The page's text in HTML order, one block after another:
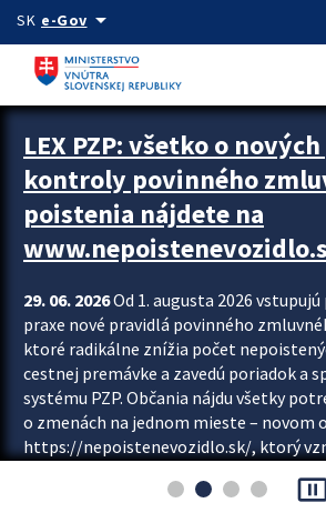
Preskocit na hlavný obsah
SK e-Govarrow_drop_down
Zastavit automatický posun upútavok
LEX PZP: všetko o
kontroly povinného
poistenia nájdete na
29. 06. 2026Od 1. augusta 2026
praxe nové pravidlá povinného
ktoré radikálne znížia počet
cestnej premávke a zavedú poriadok a
systému PZP. Občania nájdu všetky
o zmenách na jednom mieste –
https://nepoistenevozidlo.sk/, ktorý
asociácie poisťovní (SLASPO) a